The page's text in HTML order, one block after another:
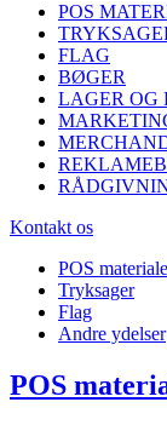
POS
FLAG
BØGER
LAGER OG
Kontakt os
POS materiale
Tryksager
Flag
Andre ydelser
POS